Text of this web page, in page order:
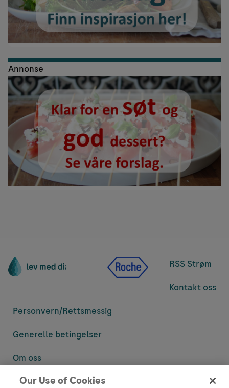
Annonse
RSS Strøm
Kontakt oss
Personvern/Rettsmessig
Generelle betingelser
Om oss
Denne nettsiden inneholder informasjon som er målsatt til en stor
Our Use of Cookies